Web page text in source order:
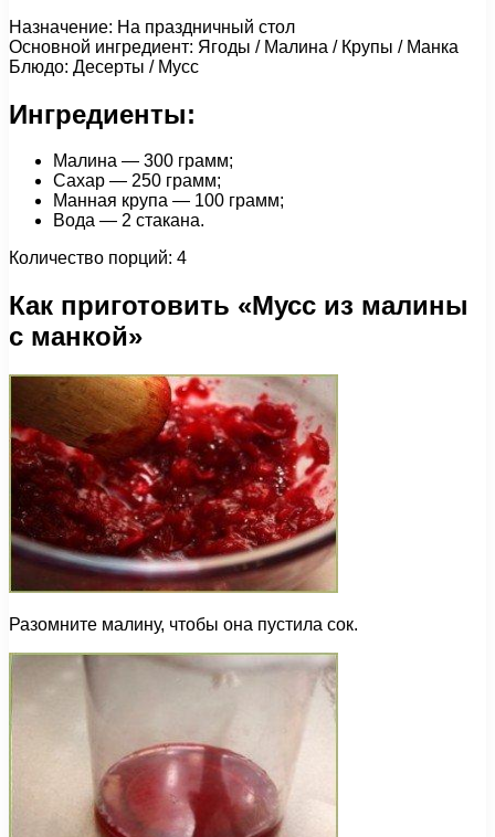
Назначение: На праздничный стол
Основной ингредиент: Ягоды / Малина / Крупы / Манка
Блюдо: Десерты / Мусс
Ингредиенты:
Малина — 300 грамм;
Сахар — 250 грамм;
Манная крупа — 100 грамм;
Вода — 2 стакана.
Количество порций: 4
Как приготовить «Мусс из малины
с манкой»
Разомните малину, чтобы она пустила сок.